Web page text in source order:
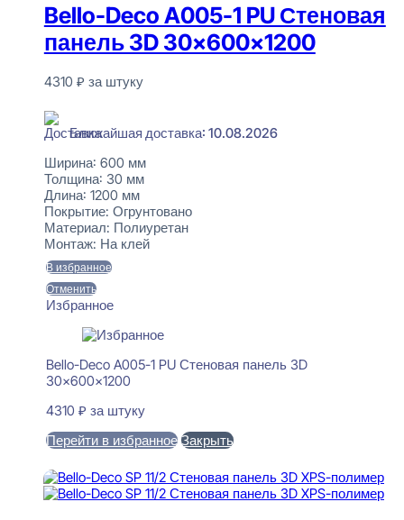
Bello-Deco A005-1 PU Стеновая
панель 3D 30x600x1200
4310 ₽ за штуку
Ближайшая доставка: 10.08.2026
Ширина: 600 мм
Толщина: 30 мм
Длина: 1200 мм
Покрытие: Огрунтовано
Материал: Полиуретан
Монтаж: На клей
В избранное
Отменить
Избранное
Bello-Deco A005-1 PU Стеновая панель 3D
30x600x1200
4310 ₽ за штуку
Перейти в избранное Закрыть